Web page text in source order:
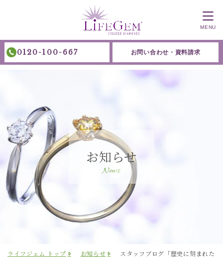
0120-100-667 お問い合わせ・資料請求
MENU
お知らせ
News
ライフジェム トップ お知らせ
スタッフブログ「歴史に刻まれた